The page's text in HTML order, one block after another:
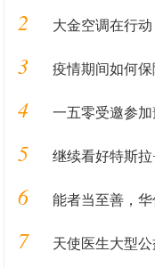
2 大金空调在行
3 疫情期间如何
4 一五零受邀参
5 继续看好特斯拉
6 能者当至善，
7 天使医生大型